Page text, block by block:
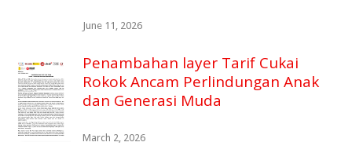
June 11, 2026
Penambahan layer Tarif Cukai
Rokok Ancam Perlindungan Anak
dan Generasi Muda
March 2, 2026